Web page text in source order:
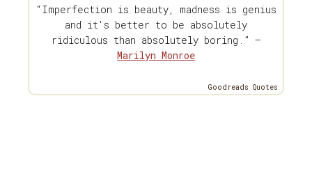
“Imperfection is beauty, madness is genius
and it's better to be absolutely
ridiculous than absolutely boring.” —
Marilyn Monroe
Goodreads Quotes